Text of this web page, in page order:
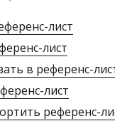
лист
лист
в референс-
лист
референс-